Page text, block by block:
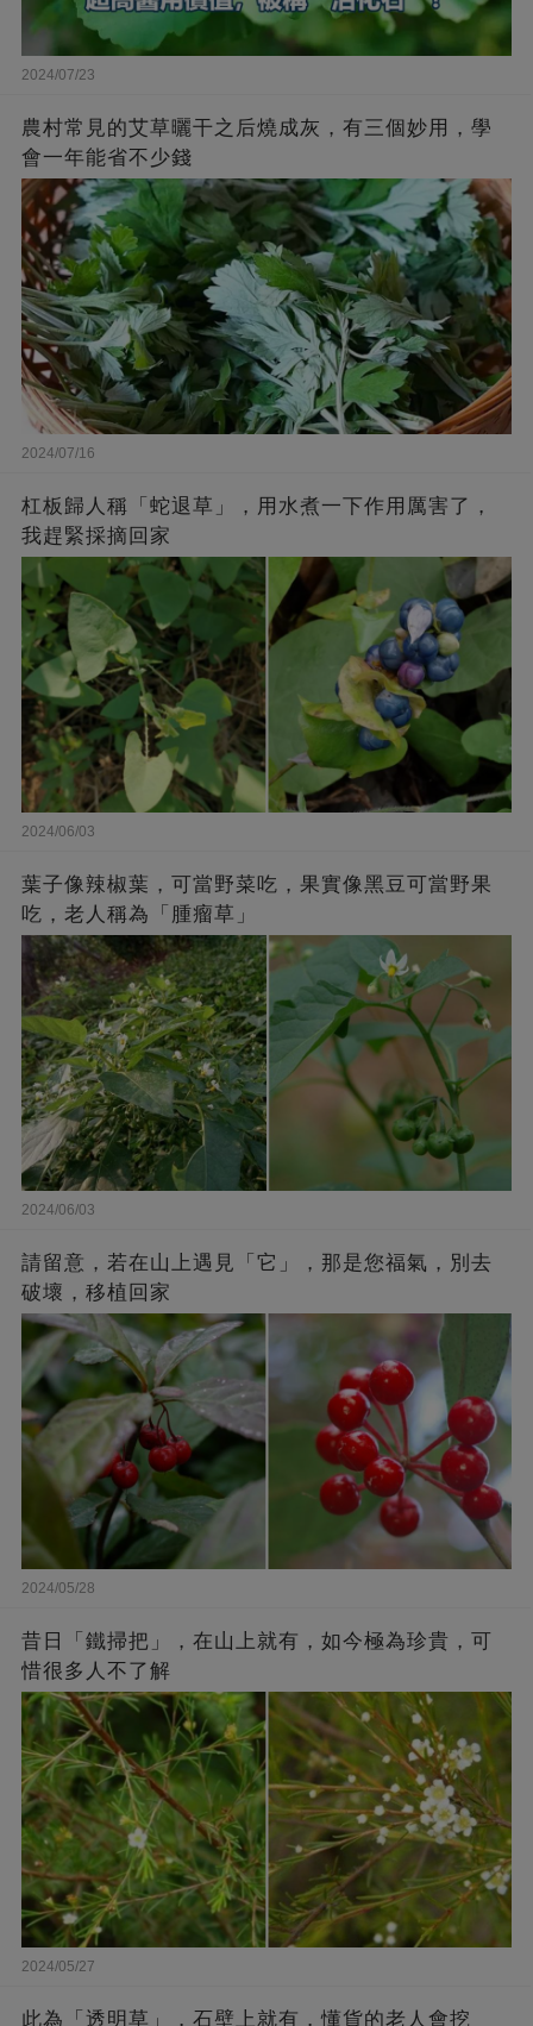
2024/07/23
農村常見的艾草曬干之后燒成灰，有三個妙用，學
會一年能省不少錢
2024/07/16
杠板歸人稱「蛇退草」，用水煮一下作用厲害了，
我趕緊採摘回家
2024/06/03
葉子像辣椒葉，可當野菜吃，果實像黑豆可當野果
吃，老人稱為「腫瘤草」
2024/06/03
請留意，若在山上遇見「它」，那是您福氣，別去
破壞，移植回家
2024/05/28
昔日「鐵掃把」，在山上就有，如今極為珍貴，可
惜很多人不了解
2024/05/27
此為「透明草」，石壁上就有，懂貨的老人會挖